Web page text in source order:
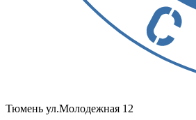
Тюмень ул.Молодежная 12